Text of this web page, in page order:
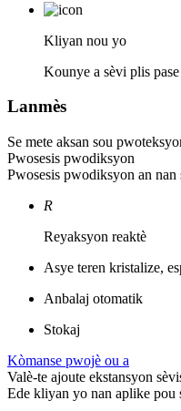
Kliyan nou yo
Kounye a sèvi plis
Lanmès
Se mete aksan sou
Pwosesis pwodiksyon
Pwosesis pwodiksyon an
R
Reyaksyon reaktè
Asye teren kristalize,
Anbalaj otomatik
Stokaj
Kòmanse pwojè ou a
Valè-te ajoute ekstansyon
Ede kliyan yo nan aplike pou